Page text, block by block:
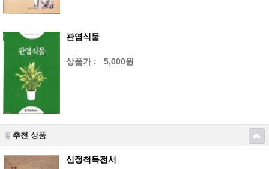
관엽식물
상품가 : 5,000원
추천 상품
신정척독전서